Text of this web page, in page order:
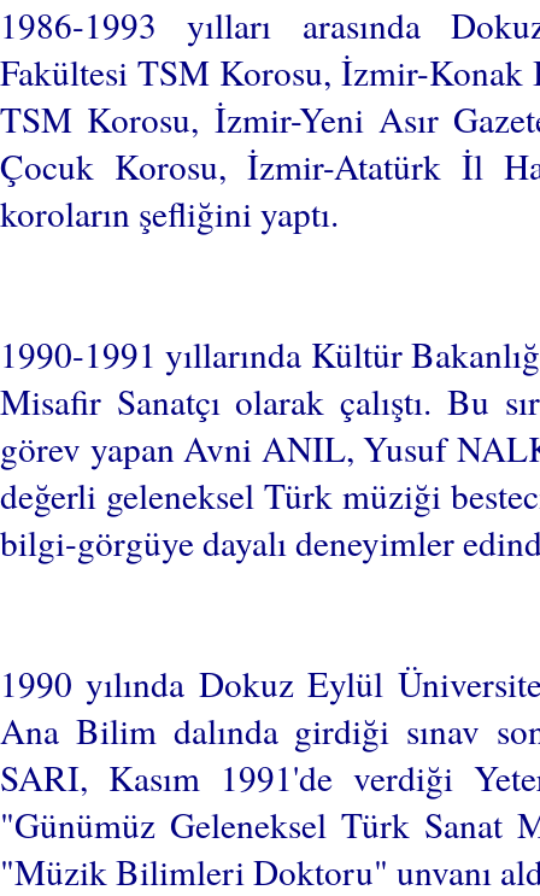
1986-1993 yılları arasında
Fakültesi TSM Korosu, İzmir-
TSM Korosu, İzmir-Yeni Asır
Çocuk Korosu, İzmir-Atatürk İl
koroların şefliğini yaptı.
1990-1991 yıllarında Kültür
Misafir Sanatçı olarak çalıştı. Bu
görev yapan Avni ANIL, Yusuf
değerli geleneksel Türk müziği
bilgi-görgüye dayalı deneyimler
1990 yılında Dokuz Eylül
Ana Bilim dalında girdiği sınav
SARI, Kasım 1991'de verdiği
"Günümüz Geleneksel Türk Sanat
"Müzik Bilimleri Doktoru" unvanı